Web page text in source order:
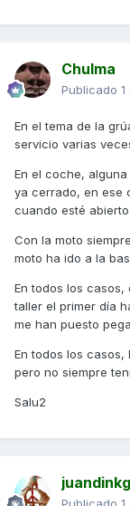
Chulma
Publicado
En el tema de la
servicio varias
En el coche,
ya cerrado, en ese
cuando esté
Con la moto
moto ha ido a la
En todos los
taller el primer día
me han puesto
En todos los casos,
pero no siempre
Salu2
Publicado